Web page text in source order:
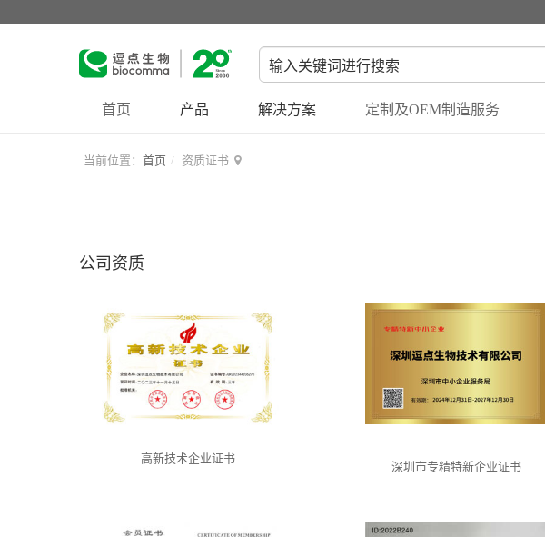
首页 产品 解决方案 定制及OEM制造服务
当前位置： 首页 资质证书
公司资质
高新技术企业证书 深圳市专精特新企业证书